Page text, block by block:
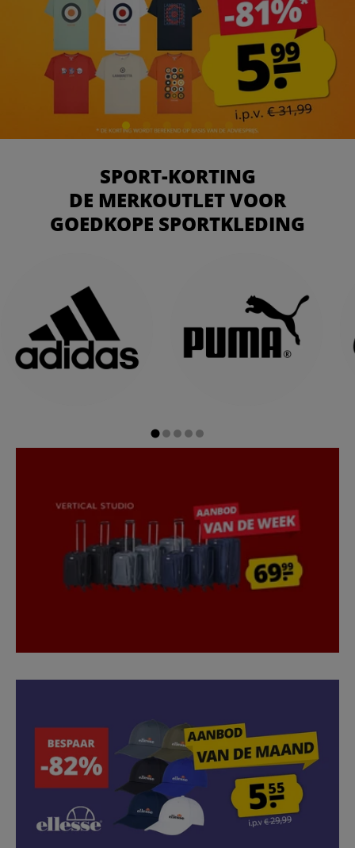
SPORT-KORTING
DE MERKOUTLET VOOR
GOEDKOPE SPORTKLEDING